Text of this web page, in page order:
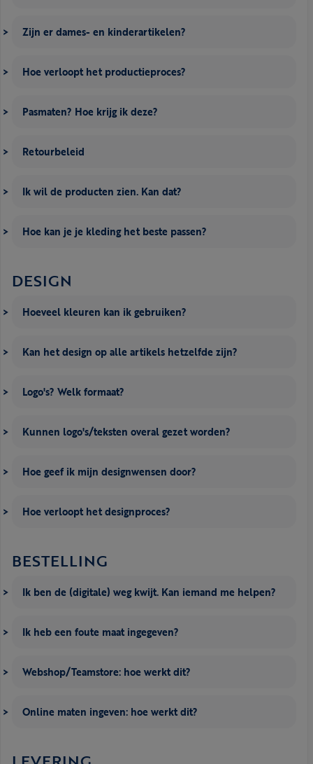
Zijn er dames- en kinderartikelen?
Hoe verloopt het productieproces?
Pasmaten? Hoe krijg ik deze?
Retourbeleid
Ik wil de producten zien. Kan dat?
Hoe kan je je kleding het beste passen?
DESIGN
Hoeveel kleuren kan ik gebruiken?
Kan het design op alle artikels hetzelfde zijn?
Logo's? Welk formaat?
Kunnen logo's/teksten overal gezet worden?
Hoe geef ik mijn designwensen door?
Hoe verloopt het designproces?
BESTELLING
Ik ben de (digitale) weg kwijt. Kan iemand me helpen?
Ik heb een foute maat ingegeven?
Webshop/Teamstore: hoe werkt dit?
Online maten ingeven: hoe werkt dit?